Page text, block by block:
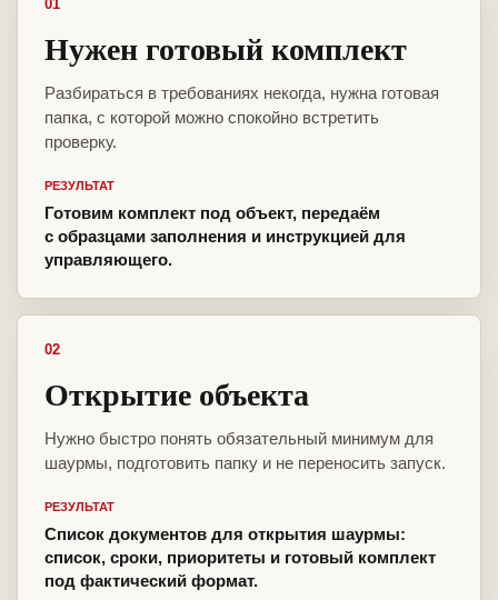
01
Нужен готовый комплект
Разбираться в требованиях некогда, нужна готовая
папка, с которой можно спокойно встретить
проверку.
РЕЗУЛЬТАТ
Готовим комплект под объект, передаём
с образцами заполнения и инструкцией для
управляющего.
02
Открытие объекта
Нужно быстро понять обязательный минимум для
шаурмы, подготовить папку и не переносить запуск.
РЕЗУЛЬТАТ
Список документов для открытия шаурмы:
список, сроки, приоритеты и готовый комплект
под фактический формат.